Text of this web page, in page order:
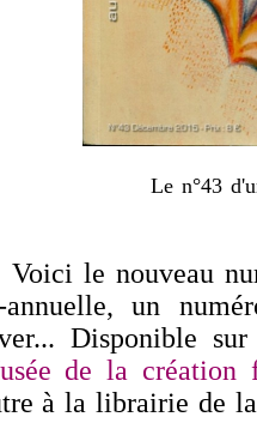
Le n°43
Voici le nouveau
annuelle, un
Disponible
de la création
à la librairie de la